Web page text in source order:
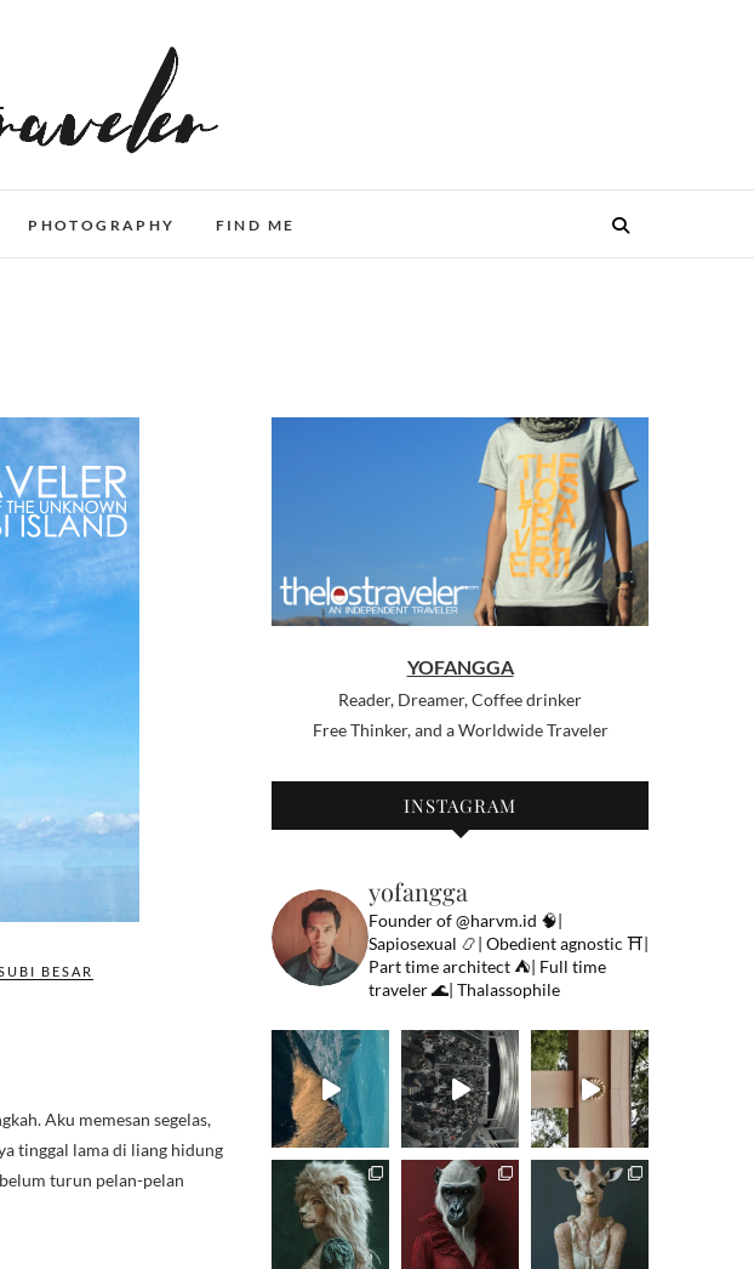
Traveler
PHOTOGRAPHY FIND ME
BESAR
tinggal lama di liang hidung
turun pelan-pelan
YOFANGGA
Reader, Dreamer, Coffee drinker
Free Thinker, and a Worldwide Traveler
INSTAGRAM
yofangga
Founder of @harvm.id 🧠|
Sapiosexual 📿| Obedient agnostic ⛩|
Part time architect ⛺️| Full time
traveler🌊| Thalassophile